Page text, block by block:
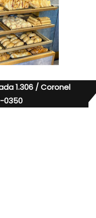
1.306 / Coronel
0350